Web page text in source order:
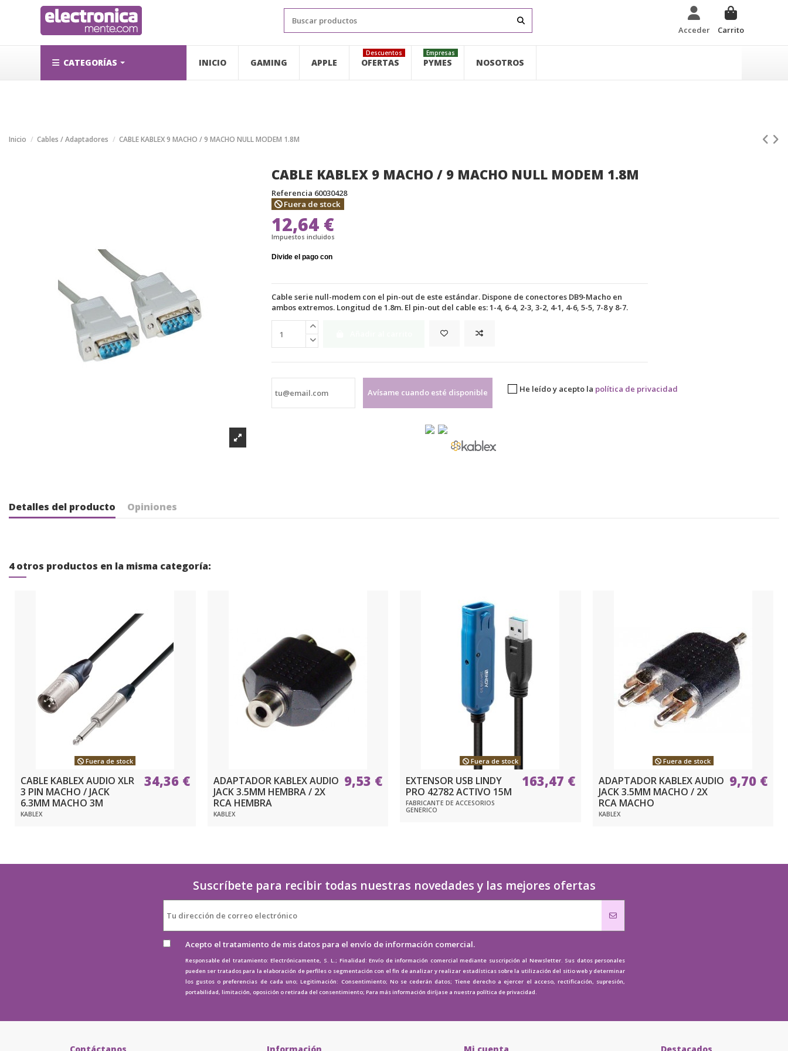
Acceder Carrito
CATEGORÍAS INICIO GAMING APPLE OFERTAS
Descuentos
PYMES
Empresas
NOSOTROS
Inicio Cables / Adaptadores CABLE KABLEX 9 MACHO / 9 MACHO NULL MODEM 1.8M
CABLE KABLEX 9 MACHO / 9 MACHO NULL MODEM 1.8M
Referencia 60030428
Fuera de stock
12,64 €
Impuestos incluidos
Cable serie null-modem con el pin-out de este estándar. Dispone de conectores DB9-Macho en
ambos extremos. Longitud de 1.8m. El pin-out del cable es: 1-4, 6-4, 2-3, 3-2, 4-1, 4-6, 5-5, 7-8 y 8-7.
Avísame cuando esté disponible He leído y acepto la política de privacidad
Detalles del producto Opiniones
4 otros productos en la misma categoría:
Fuera de stock
CABLE KABLEX AUDIO XLR
3 PIN MACHO / JACK
6.3MM MACHO 3M
KABLEX
34,36 €
ADAPTADOR KABLEX AUDIO
JACK 3.5MM HEMBRA / 2X
RCA HEMBRA
KABLEX
9,53 €
Fuera de stock
EXTENSOR USB LINDY
PRO 42782 ACTIVO 15M
FABRICANTE DE ACCESORIOS
GENERICO
163,47 €
Fuera de stock
ADAPTADOR KABLEX AUDIO
JACK 3.5MM MACHO / 2X
RCA MACHO
KABLEX
9,70 €
Suscríbete para recibir todas nuestras novedades y las mejores ofertas
Acepto el tratamiento de mis datos para el envío de información comercial.
Responsable del tratamiento: Electrónicamente, S. L.; Finalidad: Envío de información comercial mediante suscripción al Newsletter. Sus datos personales
pueden ser tratados para la elaboración de perfiles o segmentación con el fin de analizar y realizar estadísticas sobre la utilización del sitio web y determinar
los gustos o preferencias de cada uno; Legitimación: Consentimiento; No se cederán datos; Tiene derecho a ejercer el acceso, rectificación, supresión,
portabilidad, limitación, oposición o retirada del consentimiento; Para más información diríjase a nuestra política de privacidad.
Contáctanos Información Mi cuenta Destacados